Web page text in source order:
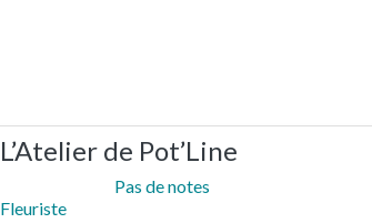
L’Atelier de Pot’Line
Pas de notes
Fleuriste